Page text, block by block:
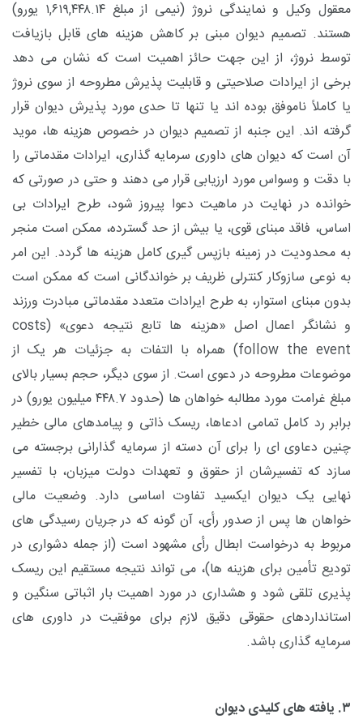
معقول وکیل و نمایندگی نروژ (نیمی از مبلغ۱,۶۱۹,۴۴۸.۱۴ یورو)
هستند. تصمیم دیوان مبنی بر کاهش هزینه های قابل بازیافت
توسط نروژ، از این جهت حائز اهمیت است که نشان می دهد
برخی از ایرادات صلاحیتی و قابلیت پذیرش مطروحه از سوی نروژ
یا کاملاً ناموفق بوده اند یا تنها تا حدی مورد پذیرش دیوان قرار
گرفته اند. این جنبه از تصمیم دیوان در خصوص هزینه ها، موید
آن است که دیوان های داوری سرمایه گذاری، ایرادات مقدماتی را
با دقت و وسواس مورد ارزیابی قرار می دهند و حتی در صورتی که
خوانده در نهایت در ماهیت دعوا پیروز شود، طرح ایرادات بی
اساس، فاقد مبنای قوی، یا بیش از حد گسترده، ممکن است منجر
به محدودیت در زمینه بازپس گیری کامل هزینه ها گردد. این امر
به نوعی سازوکار کنترلی ظریف بر خواندگانی است که ممکن است
بدون مبنای استوار، به طرح ایرادات متعدد مقدماتی مبادرت ورزند
و نشانگر اعمال اصل «هزینه ها تابع نتیجه دعوی» (costs
follow the event) همراه با التفات به جزئیات هر یک از
موضوعات مطروحه در دعوی است. از سوی دیگر، حجم بسیار بالای
مبلغ غرامت مورد مطالبه خواهان ها (حدود ۴۴۸.۷میلیون یورو) در
برابر رد کامل تمامی ادعاها، ریسک ذاتی و پیامدهای مالی خطیر
چنین دعاوی ای را برای آن دسته از سرمایه گذارانی برجسته می
سازد که تفسیرشان از حقوق و تعهدات دولت میزبان، با تفسیر
نهایی یک دیوان ایکسید تفاوت اساسی دارد. وضعیت مالی
خواهان ها پس از صدور رأی، آن گونه که در جریان رسیدگی های
مربوط به درخواست ابطال رأی مشهود است (از جمله دشواری در
تودیع تأمین برای هزینه ها)، می تواند نتیجه مستقیم این ریسک
پذیری تلقی شود و هشداری در مورد اهمیت بار اثباتی سنگین و
استانداردهای حقوقی دقیق لازم برای موفقیت در داوری های
سرمایه گذاری باشد.
۳. یافته های کلیدی دیوان